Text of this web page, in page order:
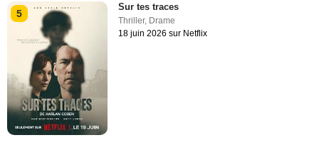
5
Sur tes traces
Thriller, Drame
18 juin 2026 sur Netflix